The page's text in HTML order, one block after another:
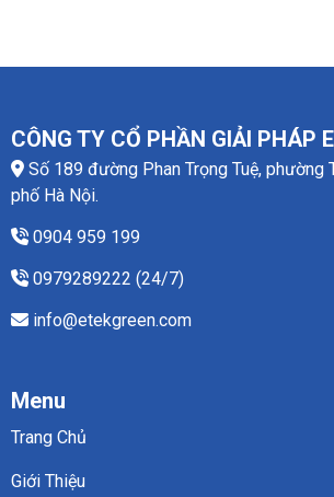
CÔNG TY CỔ PHẦN GIẢI PHÁP
Số 189 đường Phan Trọng Tuệ, phường
phố Hà Nội.
0904 959 199
0979289222 (24/7)
info@etekgreen.com
Menu
Trang Chủ
Giới Thiệu